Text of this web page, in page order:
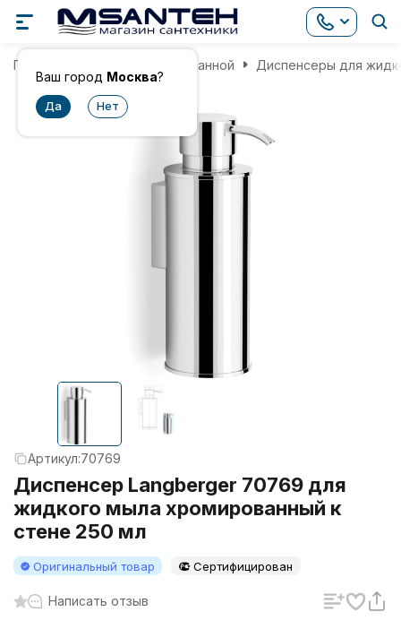
Ваш город Москва?
Главная Аксессуары для ванной Диспенсеры для
Артикул:70769
Диспенсер Langberger 70769 для
жидкого мыла хромированный к
стене 250 мл
Оригинальный товар Сертифицирован
Написать отзыв